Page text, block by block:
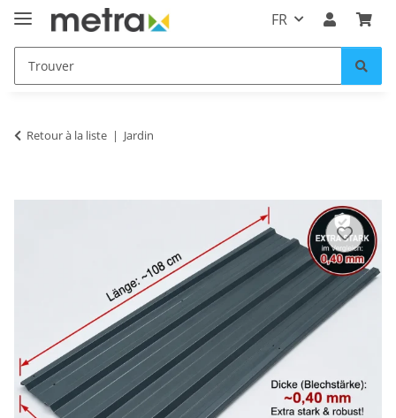
FR
Retour à la liste Jardin